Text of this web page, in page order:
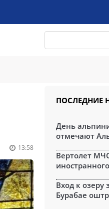
13:58
ПОСЛЕДНИЕ
День
отмечают
Вертолет
Вход к озеру
Бурабае